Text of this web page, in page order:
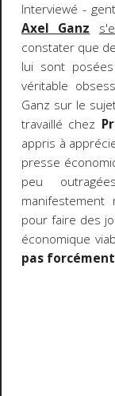
Interviewé -
Axel Ganz
constater que
lui sont
véritable
Ganz sur le
travaillé chez
appris à
presse
peu
pour faire des
économique
pas